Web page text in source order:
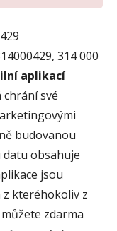
314 000
aplikací
chrání své
budovanou
obsahuje
jsou
kteréhokoliv z
zdarma